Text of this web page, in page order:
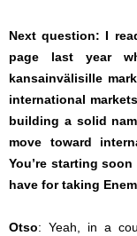
Next question: I
page last year
kansainvälisille
international
building a solid
move toward
You’re starting
have for taking
Otso: Yeah, in a